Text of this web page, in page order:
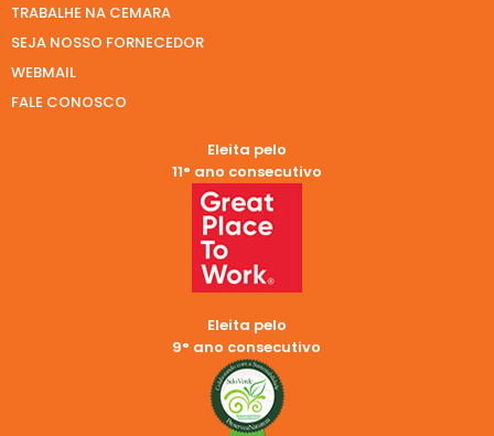
TRABALHE NA CEMARA
SEJA NOSSO FORNECEDOR
WEBMAIL
FALE CONOSCO
Eleita pelo
11° ano consecutivo
Eleita pelo
9° ano consecutivo